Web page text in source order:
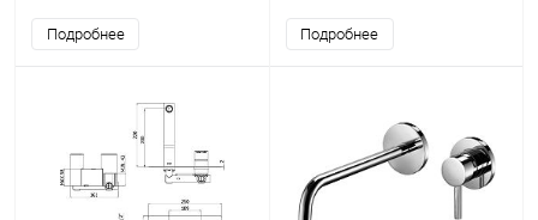
Подробнее Подробнее